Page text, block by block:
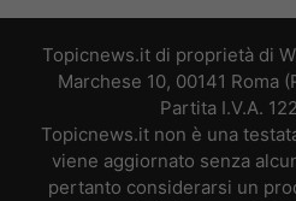
Topicnews.it di proprietà di
Marchese 10, 00141 Roma
Partita I.V.A.
Topicnews.it non è una
viene aggiornato senza
pertanto considerarsi un